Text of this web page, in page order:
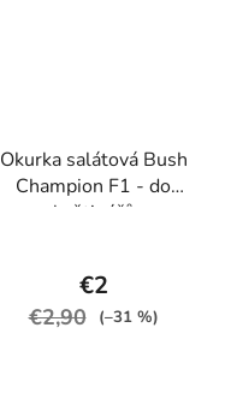
Okurka salátová Bush
Champion F1 - do
květináčů
€2
€2,90 (–31 %)